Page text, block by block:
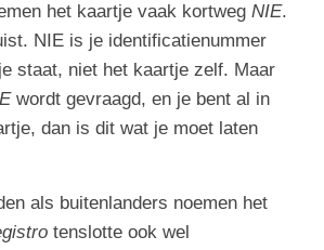
het kaartje vaak kortweg NIE.
NIE is je identificatienummer
staat, niet het kaartje zelf. Maar
wordt gevraagd, en je bent al in
dan is dit wat je moet laten
als buitenlanders noemen het
tenslotte ook wel